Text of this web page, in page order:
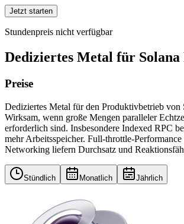
Jetzt starten
Stundenpreis nicht verfügbar
Dediziertes Metal für Solana
Preise
Dediziertes Metal für den Produktivbetrieb von
Wirksam, wenn große Mengen paralleler
erforderlich sind. Insbesondere Indexed RPC
mehr Arbeitsspeicher. Full-throttle-
Networking liefern Durchsatz und
Stündlich Monatlich Jährlich